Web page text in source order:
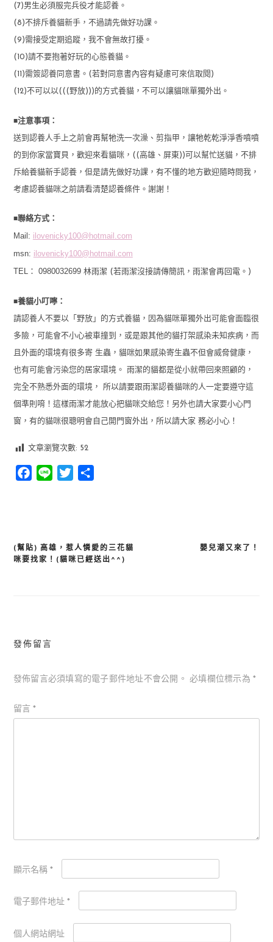
(7)男生必須服完兵役才能認養。
(8)不排斥養貓新手，不過請先做好功課。
(9)需接受定期追蹤，我不會無故打擾。
(10)請不要抱著好玩的心態養貓。
(11)需簽認養同意書。(若對同意書內容有疑慮可來信取閱)
(12)不可以以(((野放)))的方式養貓，不可以讓貓咪單獨外出。
■注意事項：
送到認養人手上之前會再幫牠洗一次澡、剪指甲，讓牠乾乾淨淨香噴噴
的到你家當寶貝，歡迎來看貓咪，((高雄、屏東))可以幫忙送貓，不排
斥給養貓新手認養，但是請先做好功課，有不懂的地方歡迎隨時問我，
考慮認養貓咪之前請看清楚認養條件。謝謝！
■聯絡方式：
Mail: ilovenicky100@hotmail.com
msn: ilovenicky100@hotmail.com
TEL： 0980032699林雨潔 (若雨潔沒接請傳簡訊，雨潔會再回電。)
■養貓小叮嚀：
請認養人不要以「野放」的方式養貓，因為貓咪單獨外出可能會面臨很
多險，可能會不小心被車撞到，或是跟其他的貓打架感染未知疾病，而
且外面的環境有很多寄 生蟲，貓咪如果感染寄生蟲不但會威脅健康，
也有可能會污染您的居家環境。 雨潔的貓都是從小就帶回來照顧的，
完全不熟悉外面的環境， 所以請要跟雨潔認養貓咪的人一定要遵守這
個準則唷！這樣雨潔才能放心把貓咪交給您！另外也請大家要小心門
窗，有的貓咪很聰明會自己開門窗外出，所以請大家 務必小心！
文章瀏覽次數: 52
Facebook
Line Twitter
文
嬰兒潮又來了！
(幫貼) 高雄，惹人憐愛的三花貓
咪要找家！(貓咪已經送出^^)
發佈留言
發佈留言必須填寫的電子郵件地址不會公開。 必填欄位標示為*
留言 *
顯示名稱 *
電子郵件地址 *
個人網站網址